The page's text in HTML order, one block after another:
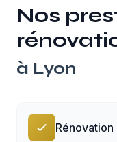
Nos
à Lyon